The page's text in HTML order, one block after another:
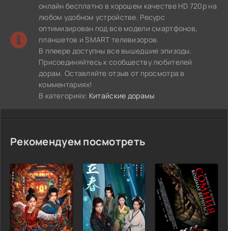
онлайн бесплатно в хорошем качестве HD 720p на
любом удобном устройстве. Ресурс
оптимизирован под все модели смартфонов,
планшетов и SMART телевизоров.
В плеере доступны все вышедшие эпизоды.
Присоединяйтесь к сообществу любителей
дорам. Оставляйте отзыв от просмотра в
комментариях!
В категориях: Китайские дорамы
Рекомендуем посмотреть